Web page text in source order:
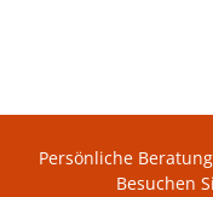
Persönliche
Besuchen